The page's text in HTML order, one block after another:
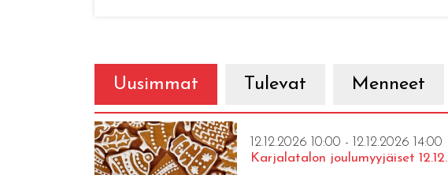
Uusimmat Tulevat Menneet
12.12.2026 10:00 - 12.12.2026 14:00
Karjalatalon joulumyyjäiset 12.12.